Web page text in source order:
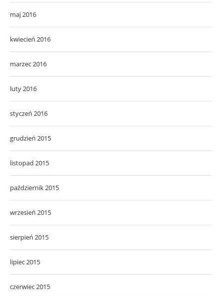
maj 2016
kwiecień 2016
marzec 2016
luty 2016
styczeń 2016
grudzień 2015
listopad 2015
październik 2015
wrzesień 2015
sierpień 2015
lipiec 2015
czerwiec 2015